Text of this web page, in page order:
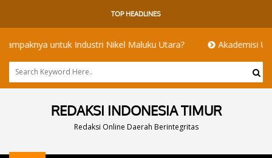
TOP HEADLINES
untuk Industri Nikel Maluku Utara? Akademisi UI dan ITB
REDAKSI INDONESIA TIMUR
Redaksi Online Daerah Berintegritas